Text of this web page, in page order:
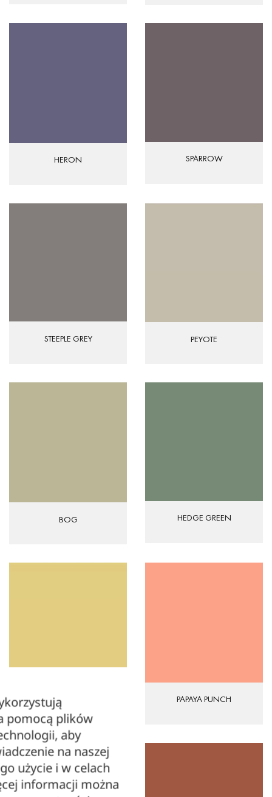
HERON SPARROW
STEEPLE GREY PEYOTE
BOG HEDGE GREEN
DUSKY CITRON PAPAYA PUNCH
pomocą plików
aby
na naszej
użycie i w celach
informacji można